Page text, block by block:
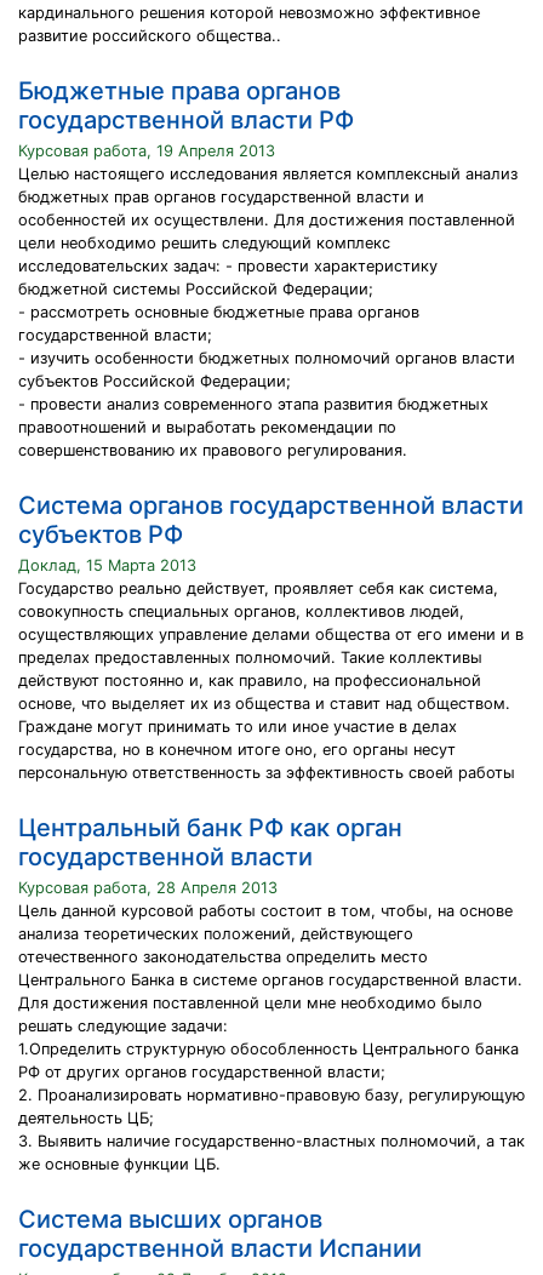
кардинального решения которой невозможно эффективное
развитие российского общества..
Бюджетные права органов
государственной власти РФ
Курсовая работа, 19 Апреля 2013
Целью настоящего исследования является комплексный анализ
бюджетных прав органов государственной власти и
особенностей их осуществлени. Для достижения поставленной
цели необходимо решить следующий комплекс
исследовательских задач: - провести характеристику
бюджетной системы Российской Федерации;
- рассмотреть основные бюджетные права органов
государственной власти;
- изучить особенности бюджетных полномочий органов власти
субъектов Российской Федерации;
- провести анализ современного этапа развития бюджетных
правоотношений и выработать рекомендации по
совершенствованию их правового регулирования.
Система органов государственной власти
субъектов РФ
Доклад, 15 Марта 2013
Государство реально действует, проявляет себя как система,
совокупность специальных органов, коллективов людей,
осуществляющих управление делами общества от его имени и в
пределах предоставленных полномочий. Такие коллективы
действуют постоянно и, как правило, на профессиональной
основе, что выделяет их из общества и ставит над обществом.
Граждане могут принимать то или иное участие в делах
государства, но в конечном итоге оно, его органы несут
персональную ответственность за эффективность своей работы
Центральный банк РФ как орган
государственной власти
Курсовая работа, 28 Апреля 2013
Цель данной курсовой работы состоит в том, чтобы, на основе
анализа теоретических положений, действующего
отечественного законодательства определить место
Центрального Банка в системе органов государственной власти.
Для достижения поставленной цели мне необходимо было
решать следующие задачи:
1.Определить структурную обособленность Центрального банка
РФ от других органов государственной власти;
2. Проанализировать нормативно-правовую базу, регулирующую
деятельность ЦБ;
3. Выявить наличие государственно-властных полномочий, а так
же основные функции ЦБ.
Система высших органов
государственной власти Испании